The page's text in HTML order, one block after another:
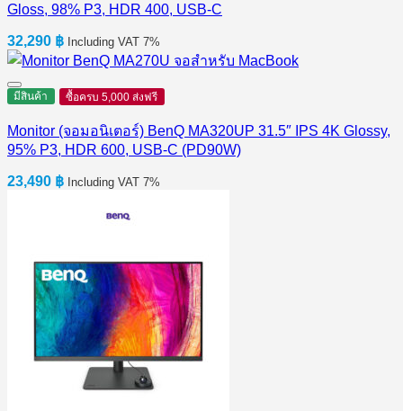
Gloss, 98% P3, HDR 400, USB-C
32,290 ฿ Including VAT 7%
มีสินค้า ซื้อครบ 5,000 ส่งฟรี
Monitor (จอมอนิเตอร์) BenQ MA320UP 31.5″ IPS 4K Glossy,
95% P3, HDR 600, USB-C (PD90W)
23,490 ฿ Including VAT 7%